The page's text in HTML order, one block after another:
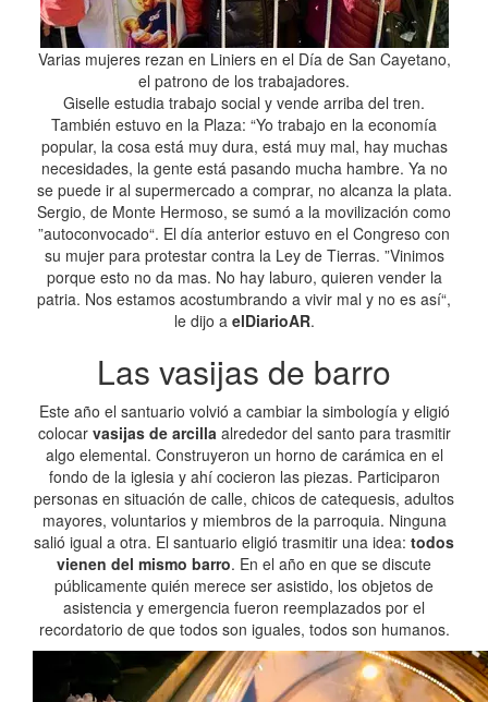
Varias mujeres rezan en Liniers en el Día de San Cayetano,
el patrono de los trabajadores.
Giselle estudia trabajo social y vende arriba del tren.
También estuvo en la Plaza: “Yo trabajo en la economía
popular, la cosa está muy dura, está muy mal, hay muchas
necesidades, la gente está pasando mucha hambre. Ya no
se puede ir al supermercado a comprar, no alcanza la plata.
Sergio, de Monte Hermoso, se sumó a la movilización como
”autoconvocado“. El día anterior estuvo en el Congreso con
su mujer para protestar contra la Ley de Tierras. ”Vinimos
porque esto no da mas. No hay laburo, quieren vender la
patria. Nos estamos acostumbrando a vivir mal y no es así“,
le dijo a elDiarioAR.
Las vasijas de barro
Este año el santuario volvió a cambiar la simbología y eligió
colocar vasijas de arcillaalrededor del santo para trasmitir
algo elemental. Construyeron un horno de carámica en el
fondo de la iglesia y ahí cocieron las piezas. Participaron
personas en situación de calle, chicos de catequesis, adultos
mayores, voluntarios y miembros de la parroquia. Ninguna
salió igual a otra. El santuario eligió trasmitir una idea: todos
vienen del mismo barro. En el año en que se discute
públicamente quién merece ser asistido, los objetos de
asistencia y emergencia fueron reemplazados por el
recordatorio de que todos son iguales, todos son humanos.